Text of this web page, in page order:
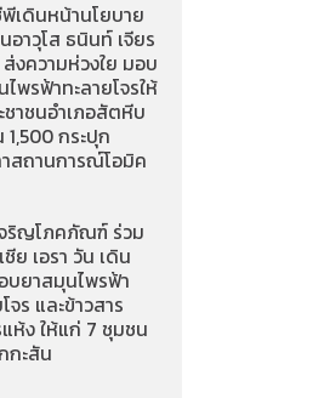
พีเดินหน้านโยบาย
อาวุโส ธนินท์ เจียร
งความห่วงใย มอบ
พรฟ้าทะลายโจรให้
ชาชนอำเภอสัตหีบ
1,500 กระปุก
าสถานการณ์โอมิค
จริญโภคภัณฑ์ ร่วม
ชีย เอรา วัน เดิน
บยาสมุนไพรฟ้า
จร และข้าวสาร
แห้ง ให้แก่ 7 ชุมชน
กะสัน